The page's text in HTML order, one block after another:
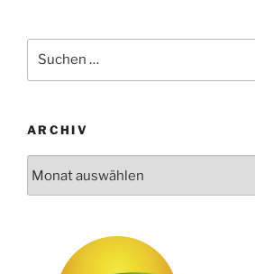
nach:
ARCHIV